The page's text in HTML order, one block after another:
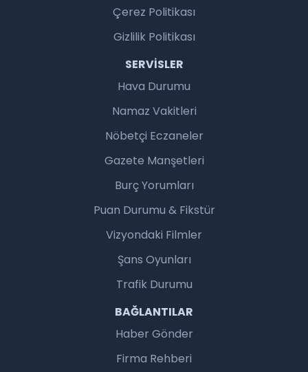
Çerez Politikası
Gizlilik Politikası
SERVISLER
Hava Durumu
Namaz Vakitleri
Nöbetçi Eczaneler
Gazete Manşetleri
Burç Yorumları
Puan Durumu & Fikstür
Vizyondaki Filmler
Şans Oyunları
Trafik Durumu
BAĞLANTILAR
Haber Gönder
Firma Rehberi